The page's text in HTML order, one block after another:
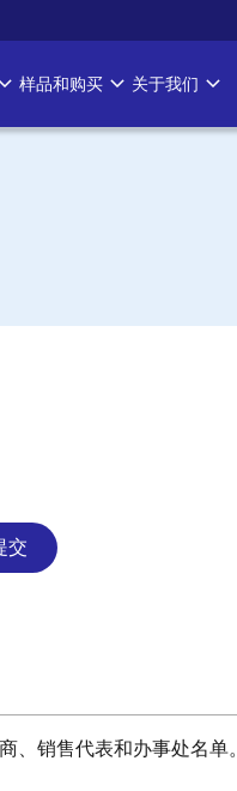
样品和购买 关于我们
销售代表和办事处名单。